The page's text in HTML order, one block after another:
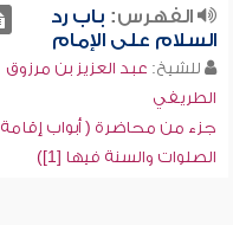
الفهرس: باب رد
السلام على الإمام
للشيخ: عبد العزيز بن مرزوق
الطريفي
جزء من محاضرة ( أبواب إقامة
الصلوات والسنة فيها [1])